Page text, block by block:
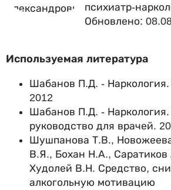
психиатр-
Обновлено:
Используемая литература
Шабанов П.Д. -
2012
Шабанов П.Д. - Наркология.
руководство для врачей.
Шушпанова Т.В.,
В.Я., Бохан Н.А.,
Худолей В.Н. Средство,
алкогольную мотивацию